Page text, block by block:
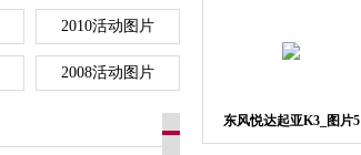
2010活动图片
2008活动图片
东风悦达起亚K3_图片5